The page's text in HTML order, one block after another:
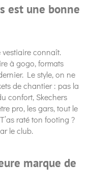
est une bonne
vestiaire connaît.
à gogo, formats
Le style, on ne
de chantier : pas la
confort, Skechers
pro, les gars, tout le
raté ton footing ?
le club.
marque de